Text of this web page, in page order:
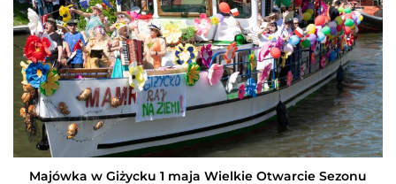
Majówka w Giżycku 1 maja Wielkie Otwarcie Sezonu